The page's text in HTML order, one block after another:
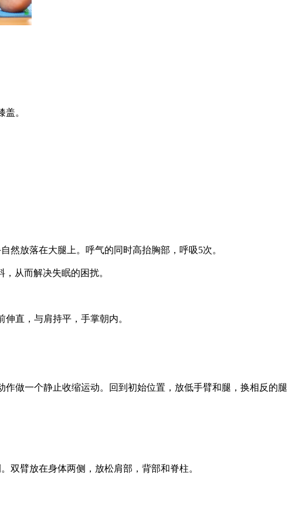
。
放落在大腿上。呼气的同时高抬胸部，呼吸5次。
从而解决失眠的困扰。
直，与肩持平，手掌朝内。
做一个静止收缩运动。回到初始位置，放低手臂和腿，换相反的腿
臂放在身体两侧，放松肩部，背部和脊柱。